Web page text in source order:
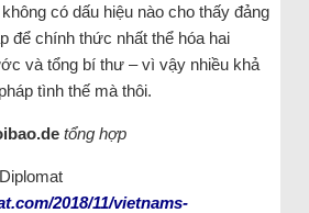
có dấu hiệu nào cho thấy đảng
để chính thức nhất thể hóa hai
và tổng bí thư – vì vậy nhiều khả
tình thế mà thôi.
tổng hợp
2018/11/vietnams-